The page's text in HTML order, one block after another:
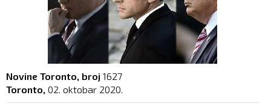
Novine Toronto, broj 1627
Toronto, 02. oktobar 2020.